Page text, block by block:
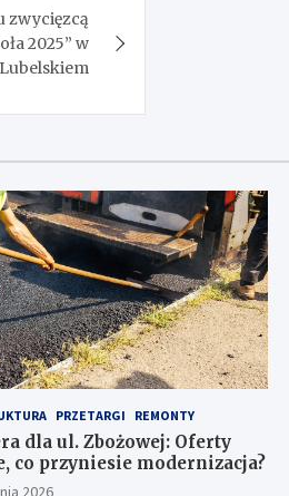
zwycięzcą
2025” w
Lubelskiem
PRZETARGI REMONTY
dla ul. Zbożowej: Oferty
co przyniesie modernizacja?
2026